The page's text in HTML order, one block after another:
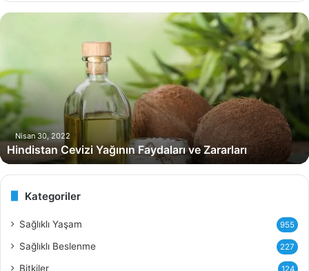
H
i
s
t
a
e
Nisan 30, 2022
Hindistan Cevizi Yağının Faydaları ve Zararları
Kategoriler
Sağlıklı Yaşam 955
Sağlıklı Beslenme 227
Bitkiler 124